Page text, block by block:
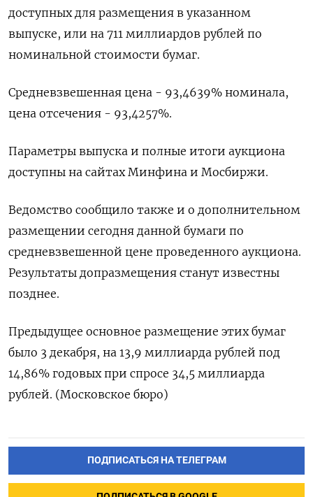
доступных для размещения в указанном
выпуске, или на 711 миллиардов рублей по
номинальной стоимости бумаг.
Средневзвешенная цена - 93,4639% номинала,
цена отсечения - 93,4257%.
Параметры выпуска и полные итоги аукциона
доступны на сайтах Минфина и Мосбиржи.
Ведомство сообщило также и о дополнительном
размещении сегодня данной бумаги по
средневзвешенной цене проведенного аукциона.
Результаты допразмещения станут известны
позднее.
Предыдущее основное размещение этих бумаг
было 3 декабря, на 13,9 миллиарда рублей под
14,86% годовых при спросе 34,5 миллиарда
рублей. (Московское бюро)
ПОДПИСАТЬСЯ НА ТЕЛЕГРАМ